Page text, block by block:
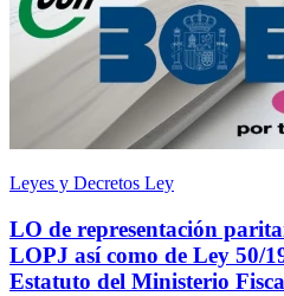
Leyes y Decretos Ley
LO de representación
LOPJ así como de Ley 50/
Estatuto del Ministerio